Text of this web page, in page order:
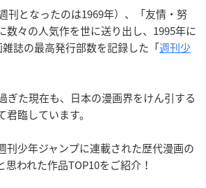
刊となったのは1969年）、「友情・努
数々の人気作を世に送り出し、1995年に
誌の最高発行部数を記録した「週刊少
ぎた現在も、日本の漫画界をけん引する
君臨しています。
刊少年ジャンプに連載された歴代漫画の
思われた作品TOP10をご紹介！